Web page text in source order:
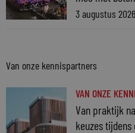
3 augustus 2026
Van onze kennispartners
VAN ONZE
Van praktijk
keuzes